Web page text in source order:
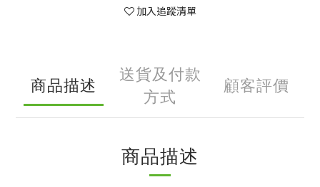
加入追蹤清單
商品描述
送貨及付款
方式
顧客評價
商品描述